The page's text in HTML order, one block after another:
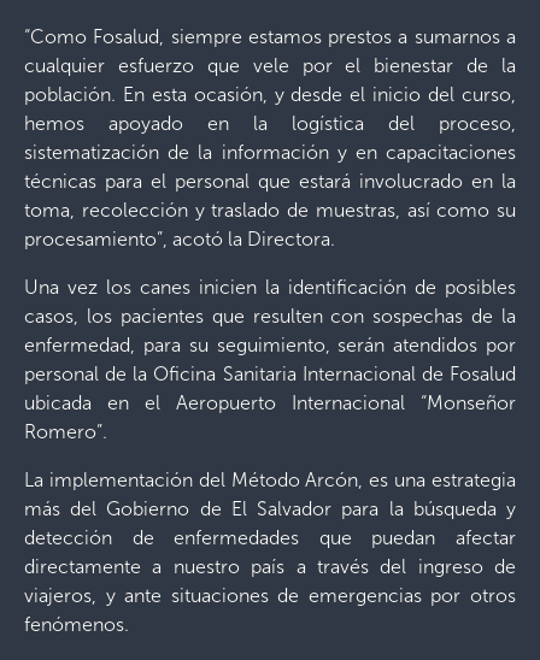
“Como Fosalud, siempre estamos prestos a sumarnos a
cualquier esfuerzo que vele por el bienestar de la
población. En esta ocasión, y desde el inicio del curso,
hemos apoyado en la logística del proceso,
sistematización de la información y en capacitaciones
técnicas para el personal que estará involucrado en la
toma, recolección y traslado de muestras, así como su
procesamiento”, acotó la Directora.
Una vez los canes inicien la identificación de posibles
casos, los pacientes que resulten con sospechas de la
enfermedad, para su seguimiento, serán atendidos por
personal de la Oficina Sanitaria Internacional de Fosalud
ubicada en el Aeropuerto Internacional “Monseñor
Romero”.
La implementación del Método Arcón, es una estrategia
más del Gobierno de El Salvador para la búsqueda y
detección de enfermedades que puedan afectar
directamente a nuestro país a través del ingreso de
viajeros, y ante situaciones de emergencias por otros
fenómenos.